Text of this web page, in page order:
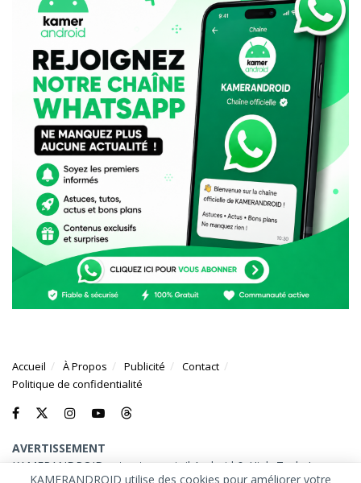
Accueil À Propos Publicité
Contact
Politique de confidentialité
AVERTISSEMENT
KAMERANDROID est votre portail Android & High-Tech. Les
KAMERANDROID utilise des cookies pour améliorer votre